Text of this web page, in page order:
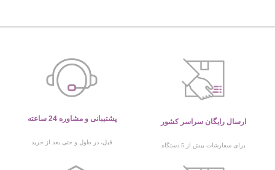
ارسال رایگان سراسر کشور
برای سفارشات بیش از 5 دستگاه
پشتیبانی و مشاوره 24 ساعته
قبل، در طول و حتی بعد از خرید